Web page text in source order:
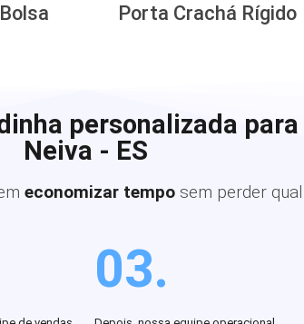
Porta Crachá Rígido
personalizada
Neiva - ES
economizar tempo sem perder
03.